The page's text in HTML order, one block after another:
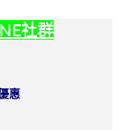
社群
惠